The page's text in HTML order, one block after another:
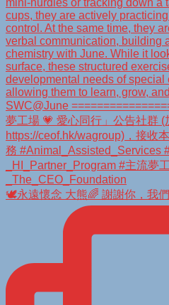
🕊️永遠懷念 大熊🌈 謝謝你，我們